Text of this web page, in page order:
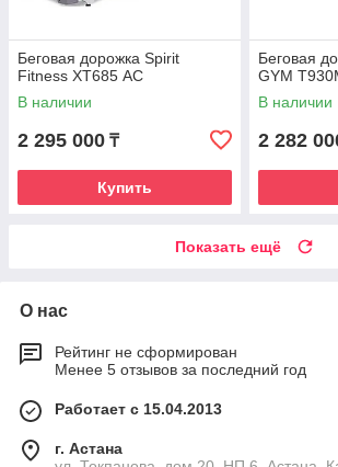
Беговая дорожка Spirit
Fitness XT685 АC
В наличии
2 295 000 ₸
Купить
Беговая
GYM
В наличии
2 282
Показать ещё
О нас
Рейтинг не сформирован
Менее 5 отзывов за последний год
Работает с 15.04.2013
г. Астана